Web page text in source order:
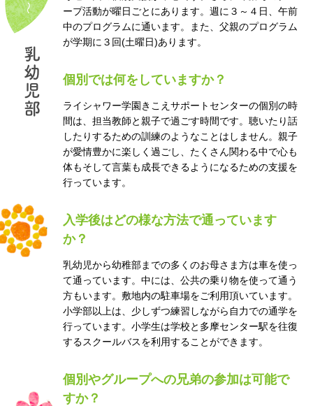
乳
幼
児
部
ープ活動が曜日ごとにあります。週に３～４日、午前
中のプログラムに通います。また、父親のプログラム
が学期に３回(土曜日)あります。
個別では何をしていますか？
ライシャワー学園きこえサポートセンターの個別の時
間は、担当教師と親子で過ごす時間です。聴いたり話
したりするための訓練のようなことはしません。親子
が愛情豊かに楽しく過ごし、たくさん関わる中で心も
体もそして言葉も成長できるようになるための支援を
行っています。
入学後はどの様な方法で通っています
か？
乳幼児から幼稚部までの多くのお母さま方は車を使っ
て通っています。中には、公共の乗り物を使って通う
方もいます。敷地内の駐車場をご利用頂いています。
小学部以上は、少しずつ練習しながら自力での通学を
行っています。小学生は学校と多摩センター駅を往復
するスクールバスを利用することができます。
個別やグループへの兄弟の参加は可能で
すか？